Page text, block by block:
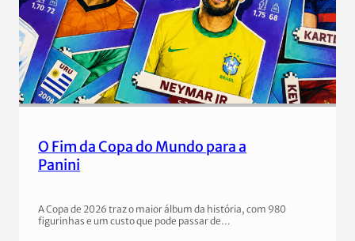
O Fim da Copa do Mundo para a
Panini
A Copa de 2026 traz o maior álbum da história, com 980
figurinhas e um custo que pode passar de…